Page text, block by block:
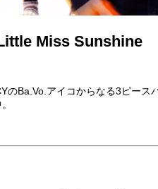
Miss Sunshine
Ba.Vo.アイコからなる3ピー